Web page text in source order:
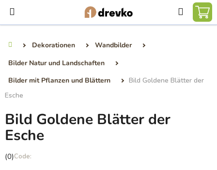
Inhalt
springen
Suchen
Dekorationen
Wandbilder
Bilder Natur und Landschaften
Bilder mit Pflanzen und Blättern
Bild Goldene Blätter der
Esche
Bild Goldene Blätter der
Esche
Die
(0)